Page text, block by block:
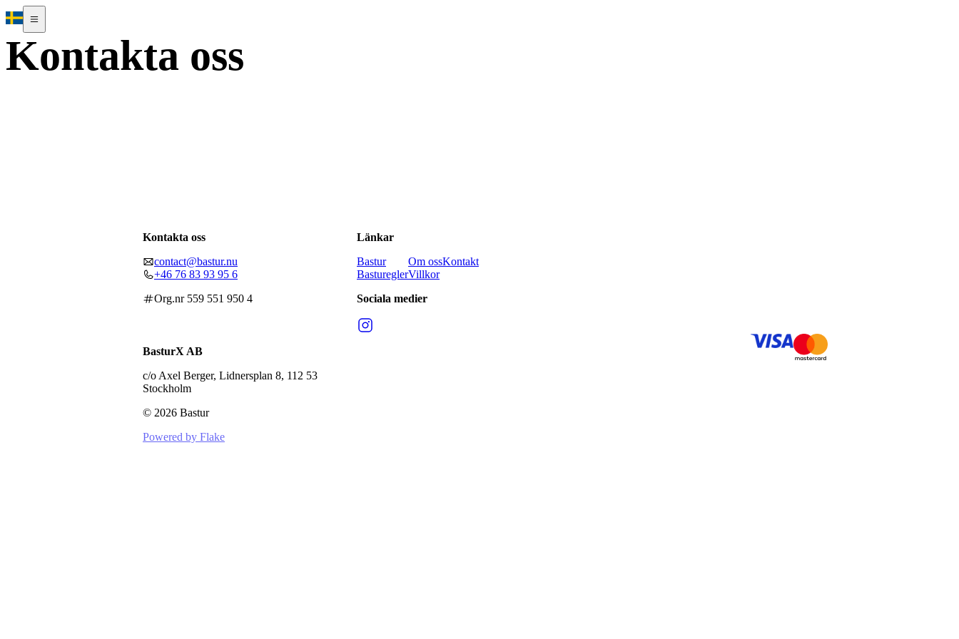
Kontakta oss
Länkar
Bastur
Om ossKontakt
BastureglerVillkor
Sociala medier
Kontakta oss
contact@bastur.nu
+46 76 83 93 95 6
Org.nr 559 551 950 4
BasturX AB
c/o Axel Berger, Lidnersplan 8, 112 53
Stockholm
© 2026 Bastur
Powered by Flake